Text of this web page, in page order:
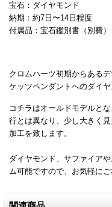
宝石：ダイヤモンド
納期：約7日〜14日程度
付属品：宝石鑑別書（別費）
クロムハーツ初期からある
ケッツペンダントへのダイヤ
コチラはオールドモデルと
行とは異なり、少し大きく
加工を致します。
ダイヤモンド、サファイア
ム可能ですので、お気軽にご